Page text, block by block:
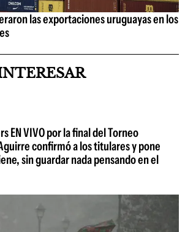
las exportaciones uruguayas en los
EN VIVO por la final del Torneo
confirmó a los titulares y pone
sin guardar nada pensando en el